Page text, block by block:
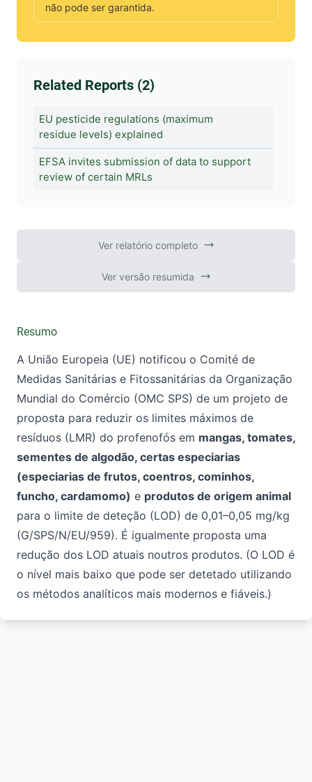
Ver relatório completo
Ver versão resumida
Resumo
A União Europeia (UE) notificou o Comité de
Medidas Sanitárias e Fitossanitárias da Organização
Mundial do Comércio (OMC SPS) de um projeto de
proposta para reduzir os limites máximos de
resíduos (LMR) do profenofós em mangas, tomates,
sementes de algodão, certas especiarias
(especiarias de frutos, coentros, cominhos,
funcho, cardamomo) e produtos de origem animal
para o limite de deteção (LOD) de 0,01–0,05 mg/kg
(G/SPS/N/EU/959). É igualmente proposta uma
redução dos LOD atuais noutros produtos. (O LOD é
o nível mais baixo que pode ser detetado utilizando
os métodos analíticos mais modernos e fiáveis.)
não pode ser garantida.
Related Reports (2)
EU pesticide regulations (maximum
residue levels) explained
EFSA invites submission of data to support
review of certain MRLs